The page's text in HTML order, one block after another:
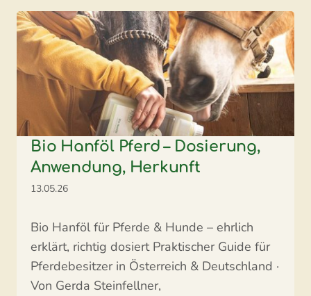
Bio Hanföl Pferd – Dosierung,
Anwendung, Herkunft
13.05.26
Bio Hanföl für Pferde & Hunde – ehrlich
erklärt, richtig dosiert Praktischer Guide für
Pferdebesitzer in Österreich & Deutschland ·
Von Gerda Steinfellner,